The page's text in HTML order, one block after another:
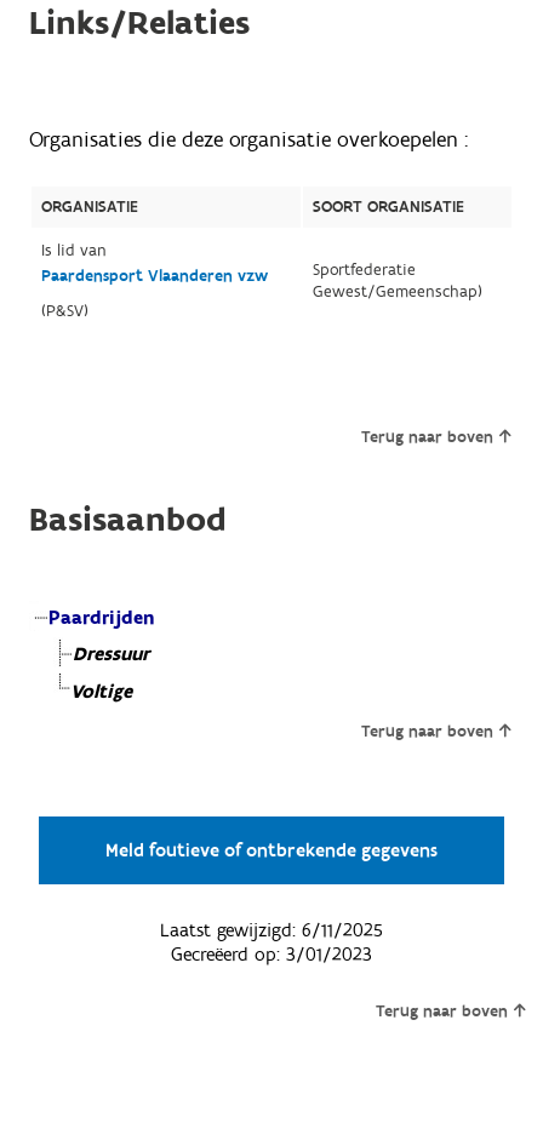
Links/Relaties
Organisaties die deze organisatie overkoepelen :
ORGANISATIE
SOORT ORGANISATIE
Is lid van
Paardensport Vlaanderen vzw
(P&SV)
Sportfederatie
Gewest/Gemeenschap)
Terug naar boven
Basisaanbod
Paardrijden
Dressuur
Voltige
Terug naar boven
Meld foutieve of ontbrekende gegevens
Laatst gewijzigd: 6/11/2025
Gecreëerd op: 3/01/2023
Terug naar boven